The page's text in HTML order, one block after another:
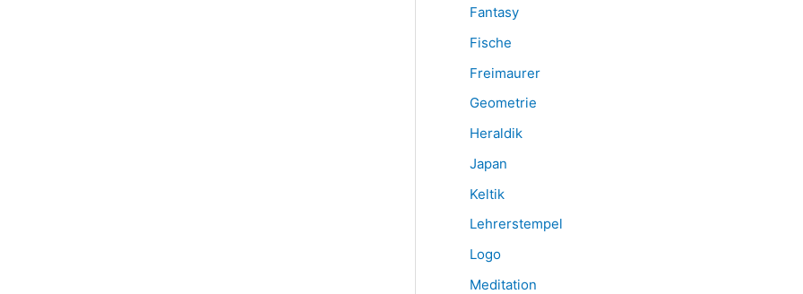
Fantasy
Fische
Freimaurer
Geometrie
Heraldik
Japan
Keltik
Lehrerstempel
Logo
Meditation